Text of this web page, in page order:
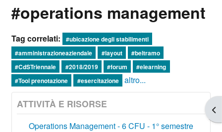
#operations management
Tag correlati:
#ubicazione degli stabilimenti
#amministrazioneaziendale
#layout
#beltramo
#CdSTriennale
#2018/2019 #forum
#elearning
#Tool prenotazione
#esercitazione altro...
ATTIVITÀ E RISORSE
Operations Management - 6 CFU - 1° semestre